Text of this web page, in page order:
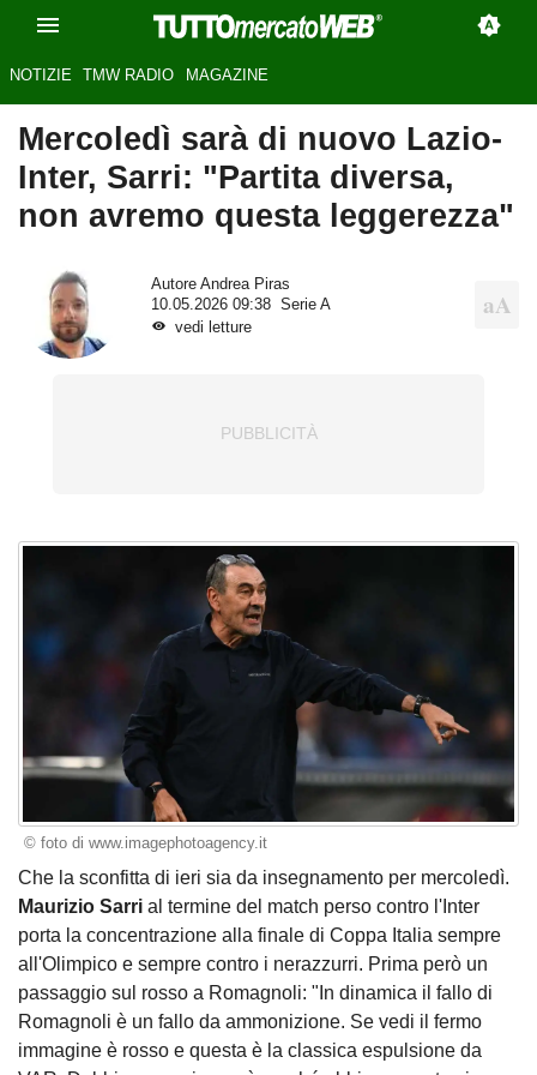
NOTIZIE TMW RADIO MAGAZINE
Mercoledì sarà di nuovo Lazio-
Inter, Sarri: "Partita diversa,
non avremo questa leggerezza"
Autore Andrea Piras
10.05.2026 09:38
Serie A
vedi letture
© foto di www.imagephotoagency.it
Che la sconfitta di ieri sia da insegnamento per mercoledì.
Maurizio Sarri al termine del match perso contro l'Inter
porta la concentrazione alla finale di Coppa Italia sempre
all'Olimpico e sempre contro i nerazzurri. Prima però un
passaggio sul rosso a Romagnoli: "In dinamica il fallo di
Romagnoli è un fallo da ammonizione. Se vedi il fermo
immagine è rosso e questa è la classica espulsione da